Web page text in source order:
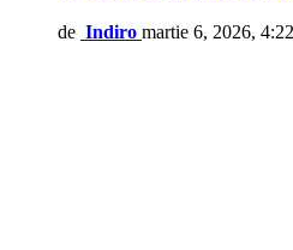
de Indiro martie 6, 2026,